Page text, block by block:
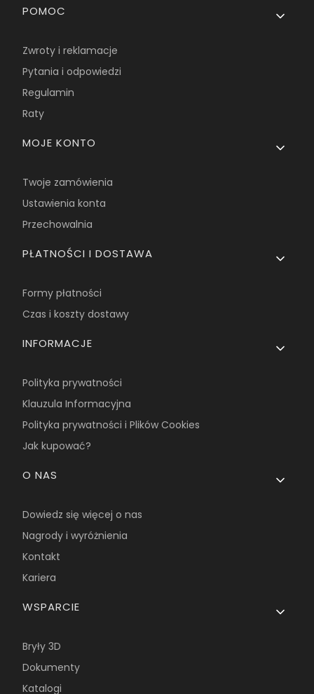
Linki w stopce
POMOC
Zwroty i reklamacje
Pytania i odpowiedzi
Regulamin
Raty
MOJE KONTO
Twoje zamówienia
Ustawienia konta
Przechowalnia
PŁATNOŚCI I DOSTAWA
Formy płatności
Czas i koszty dostawy
INFORMACJE
Polityka prywatności
Klauzula Informacyjna
Polityka prywatności i Plików Cookies
Jak kupować?
O NAS
Dowiedz się więcej o nas
Nagrody i wyróżnienia
Kontakt
Kariera
WSPARCIE
Bryły 3D
Dokumenty
Katalogi